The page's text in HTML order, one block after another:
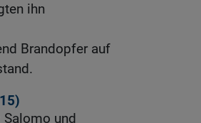
ihn
Brandopfer auf
)
und